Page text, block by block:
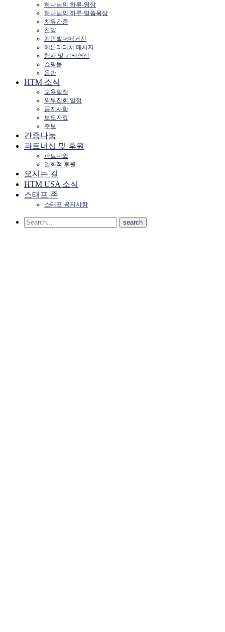
하나님의 하루-영상
하나님의 하루-말씀묵상
치유간증
찬양
킹덤빌더매거진
헤븐리터치 메시지
행사 및 기타영상
쇼핑몰
음반
HTM 소식
교육일정
외부집회 일정
공지사항
보도자료
주보
간증나눔
파트너십 및 후원
파트너쉽
일회적 후원
오시는 길
HTM USA 소식
스태프 존
스태프 공지사항